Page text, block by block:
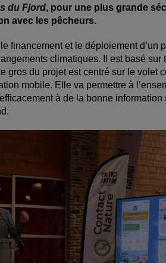
du Fjord, pour une plus grande
avec les pêcheurs.
financement et le déploiement d’un
climatiques. Il est basé
gros du projet est centré sur le volet
mobile. Elle va permettre à
à de la bonne